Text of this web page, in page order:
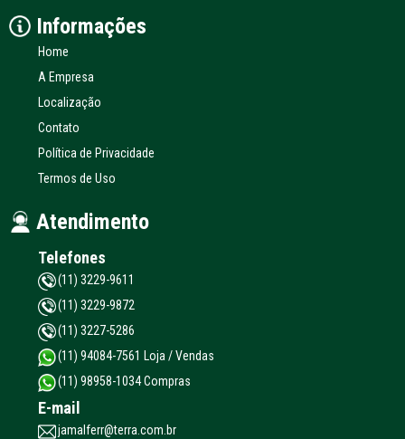
Informações
Home
A Empresa
Localização
Contato
Política de Privacidade
Termos de Uso
Atendimento
Telefones
(11) 3229-9611
(11) 3229-9872
(11) 3227-5286
(11) 94084-7561 Loja / Vendas
(11) 98958-1034 Compras
E-mail
jamalferr@terra.com.br